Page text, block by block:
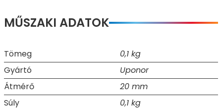
MŰSZAKI ADATOK
Tömeg
0,1 kg
Gyártó
Uponor
Átmérő
20 mm
Súly
0,1 kg